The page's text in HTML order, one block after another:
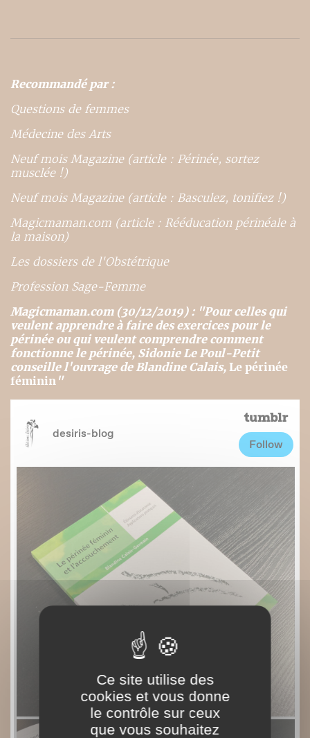
Recommandé par :
Questions de femmes
Médecine des Arts
Neuf mois Magazine (article : Périnée, sortez
musclée !)
Neuf mois Magazine (article : Basculez, tonifiez !)
Magicmaman.com (article : Rééducation périnéale à
la maison)
Les dossiers de l'Obstétrique
Profession Sage-Femme
Magicmaman.com (30/12/2019) : "Pour celles qui
veulent apprendre à faire des exercices pour le
périnée ou qui veulent comprendre comment
fonctionne le périnée, Sidonie Le Poul-Petit
conseille l'ouvrage de Blandine Calais,Le périnée
féminin"
Ce site utilise des
cookies et vous donne
le contrôle sur ceux
que vous souhaitez